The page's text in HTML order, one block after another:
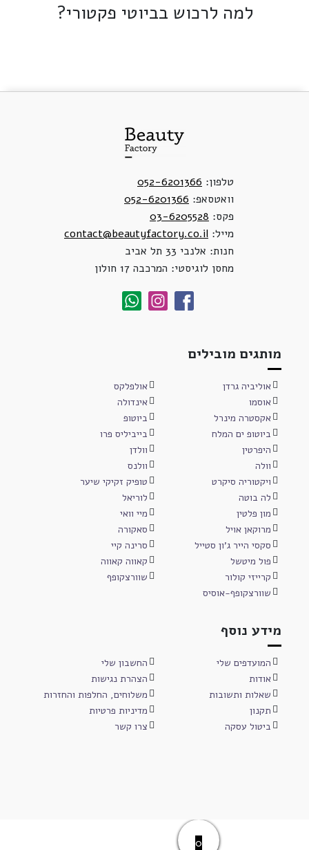
למה לרכוש בביוטי פקטורי?
טלפון: 052-6201366
וואטסאפ: 052-6201366
פקס: 03-6205528
מייל: contact@beautyfactory.co.il
חנות: אלנבי 33 תל אביב
מחסן לוגיסטי: המרכבה 17 חולון
מותגים מובילים
אוליביה גרדן
אולפלקס
אוסמו
אינדולה
אקסטרה מינרל
ביוטופ
ביוטופ ים המלח
בייביליס פרו
היפרטין
וולדן
וולה
וולנס
ויקטוריה סיקרט
טופיק זקיקי שיער
לה בוטה
לוריאל
מון פלטין
מיי וואי
מרוקאן אויל
סאקורה
סקסי הייר ג'ון סטייל
סרינה קיי
פול מיטשל
קאווה קאווה
קרייזי קולור
שוורצקופף
שוורצקופף-אוסיס
מידע נוסף
המועדפים שלי
החשבון שלי
אודות
הצהרת נגישות
שאלות ותשובות
משלוחים, החלפות והחזרות
תקנון
מדיניות פרטיות
ביטול עסקה
צרו קשר
0